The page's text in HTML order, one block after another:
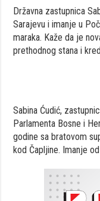
Državna zastupnica
Sarajevu i imanje u
maraka. Kaže da je
prethodnog stana i
Sabina Ćudić,
Parlamenta Bosne i
godine sa bratovom
kod Čapljine. Imanje